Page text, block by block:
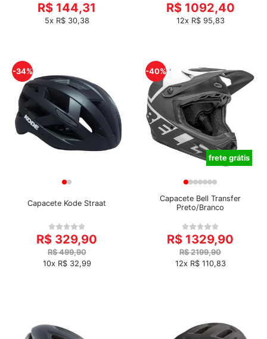
R$ 144,31
5x R$ 30,38
R$ 1092,40
12x R$ 95,83
-34%
Capacete Kode Straat
R$ 329,90
R$ 499,90
10x R$ 32,99
-40%
frete grátis
Capacete Bell Transfer
Preto/Branco
R$ 1329,90
R$ 2199,90
12x R$ 110,83